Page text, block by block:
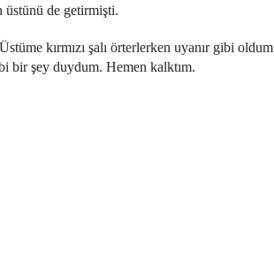
üstünü de getirmişti.
kırmızı şalı örterlerken uyanır gibi
bir şey duydum. Hemen kalktım.